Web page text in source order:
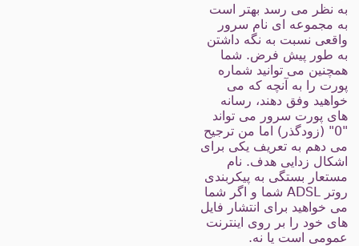
نظر می رسد بهتر است
مجموعه ای نام سرور
نسبت به نگه داشتن
طور پیش فرض. شما
می توانید شماره
را به آنچه که می
وفق دهند، رسانه
پورت سرور می تواند
"0" (زودگذر) اما من ترجیح
دهم به تعریف یکی برای
زدایی هدف. نام
بستگی به پیکربندی
روتر ADSL شما و اگر شما
خواهید برای انتشار فایل
خود را بر روی اینترنت
است یا نه.